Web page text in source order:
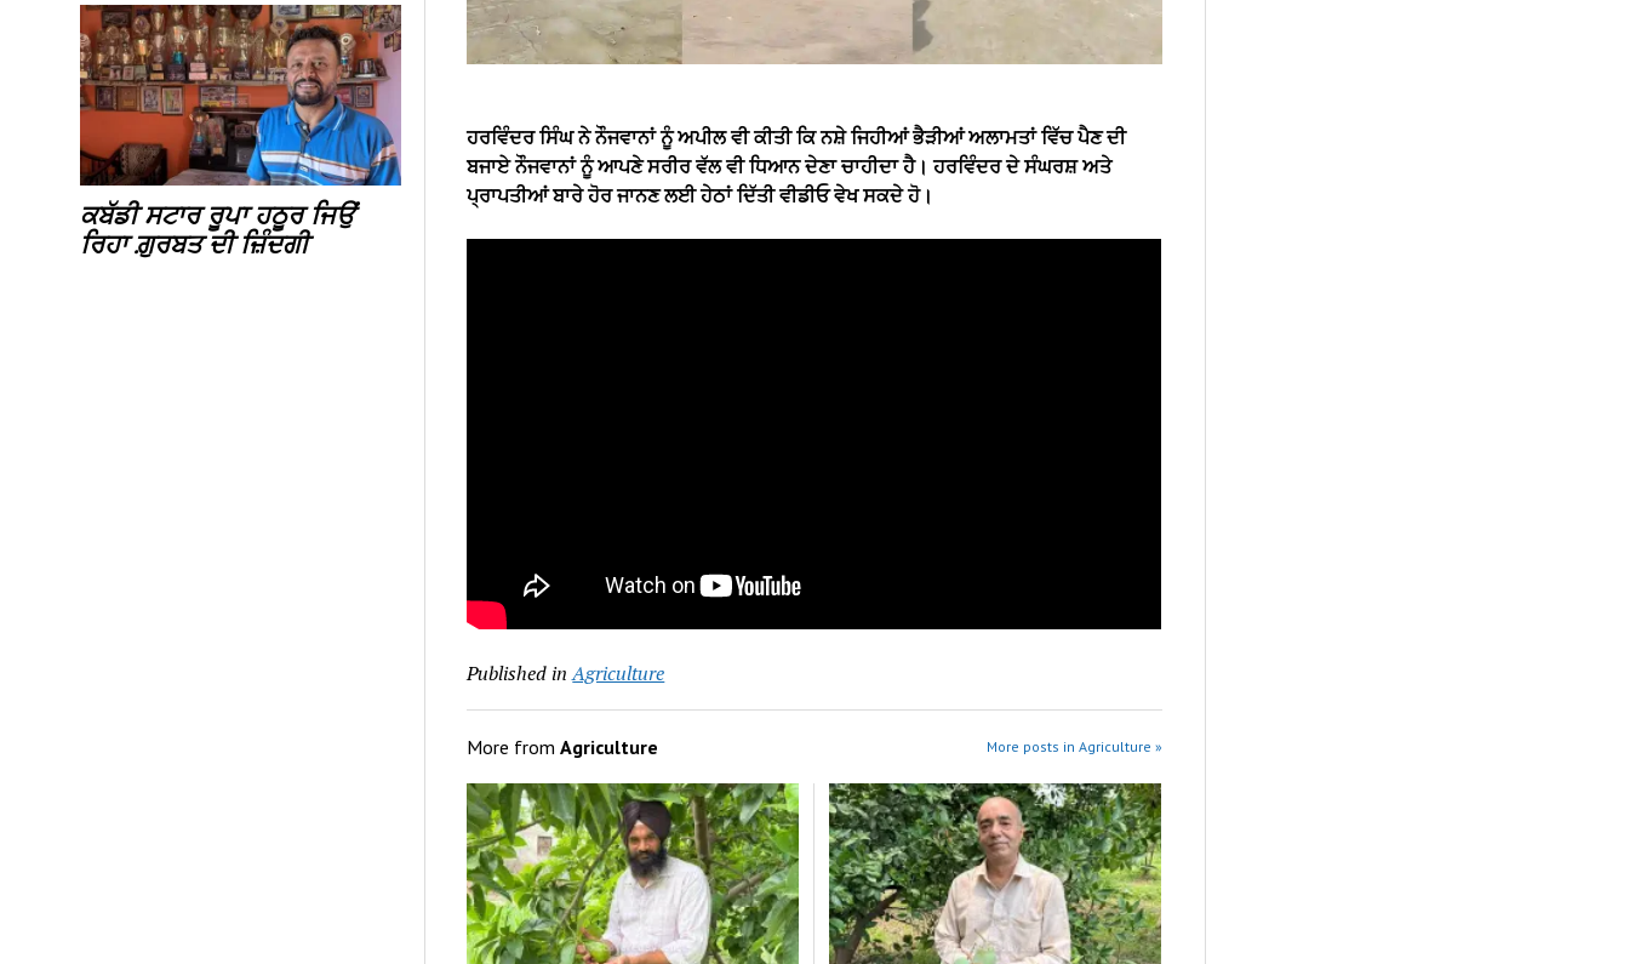
ਕਬੱਡੀ ਸਟਾਰ ਰੂਪਾ ਹਠੂਰ ਜਿਉਂ
ਰਿਹਾ ਗ਼ੁਰਬਤ ਦੀ ਜ਼ਿੰਦਗੀ
ਹਰਵਿੰਦਰ ਸਿੰਘ ਨੇ ਨੌਜਵਾਨਾਂ ਨੂੰ ਅਪੀਲ ਵੀ ਕੀਤੀ ਕਿ ਨਸ਼ੇ ਜਿਹੀਆਂ ਭੈੜੀਆਂ ਅਲਾਮਤਾਂ ਵਿੱਚ ਪੈਣ ਦੀ
ਬਜਾਏ ਨੌਜਵਾਨਾਂ ਨੂੰ ਆਪਣੇ ਸਰੀਰ ਵੱਲ ਵੀ ਧਿਆਨ ਦੇਣਾ ਚਾਹੀਦਾ ਹੈ। ਹਰਵਿੰਦਰ ਦੇ ਸੰਘਰਸ਼ ਅਤੇ
ਪ੍ਰਾਪਤੀਆਂ ਬਾਰੇ ਹੋਰ ਜਾਨਣ ਲਈ ਹੇਠਾਂ ਦਿੱਤੀ ਵੀਡੀਓ ਵੇਖ ਸਕਦੇ ਹੋ।
Published in Agriculture
More fromAgriculture More posts in Agriculture »